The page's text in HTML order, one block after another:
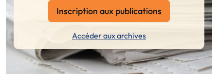
Inscription aux publications
Accéder aux archives